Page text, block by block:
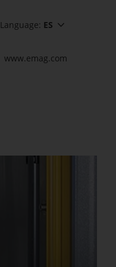
Language: ES
www.emag.com